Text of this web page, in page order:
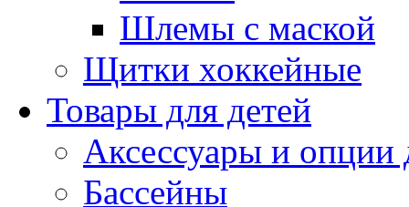
Шлемы с маской
Щитки хоккейные
Товары для детей
Аксессуары и опции
Бассейны